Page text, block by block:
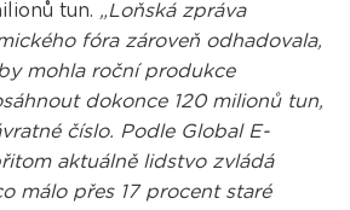
tun. „Loňská zpráva
fóra zároveň odhadovala,
mohla roční produkce
dokonce 120 milionů tun,
číslo. Podle Global E-
aktuálně lidstvo zvládá
málo přes 17 procent staré